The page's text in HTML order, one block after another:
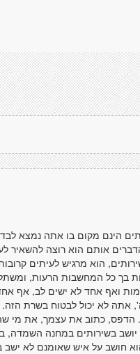
הינם מקום בו אתה נמצא
אותם הוא רוצה להשאיר
הוא מרגיש לעיתים
בך כל המחשבות הרעות,
ואף אחד לא ישים לב, אף
אתה לא יכול לבטוח בשרת הזה.
הדפס, כתוב את עצמך, את מי
בשירותים במחנה השמדה,
חושב על איש שאומנם לא ישב